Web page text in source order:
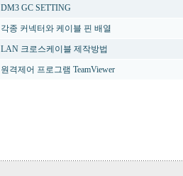
DM3 GC SETTING
각종 커넥터와 케이블 핀 배열
LAN 크로스케이블 제작방법
원격제어 프로그램 TeamViewer